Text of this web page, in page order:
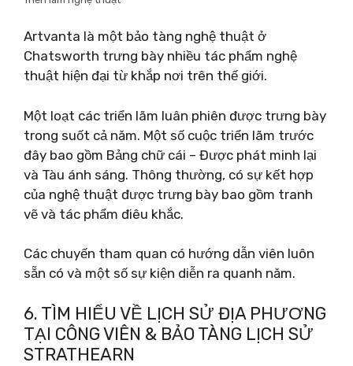
Artvanta là một bảo tàng nghệ thuật ở
Chatsworth trưng bày nhiều tác phẩm nghệ
thuật hiện đại từ khắp nơi trên thế giới.
Một loạt các triển lãm luân phiên được trưng bày
trong suốt cả năm. Một số cuộc triển lãm trước
đây bao gồm Bảng chữ cái – Được phát minh lại
và Tàu ánh sáng. Thông thường, có sự kết hợp
của nghệ thuật được trưng bày bao gồm tranh
vẽ và tác phẩm điêu khắc.
Các chuyến tham quan có hướng dẫn viên luôn
sẵn có và một số sự kiện diễn ra quanh năm.
6. TÌM HIỂU VỀ LỊCH SỬ ĐỊA PHƯƠNG
TẠI CÔNG VIÊN & BẢO TÀNG LỊCH SỬ
STRATHEARN